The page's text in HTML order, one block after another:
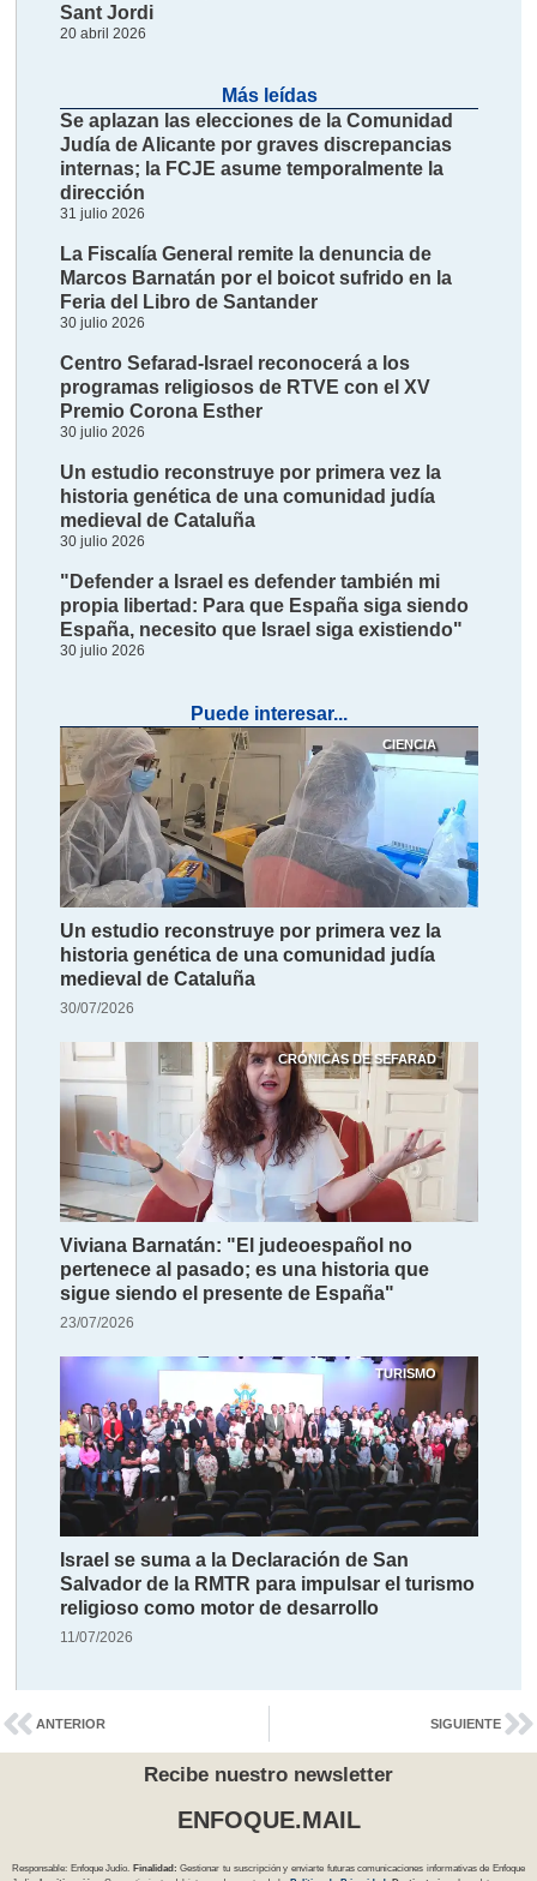
Sant Jordi
20 abril 2026
Más leídas
Se aplazan las elecciones de la Comunidad
Judía de Alicante por graves discrepancias
internas; la FCJE asume temporalmente la
dirección
31 julio 2026
La Fiscalía General remite la denuncia de
Marcos Barnatán por el boicot sufrido en la
Feria del Libro de Santander
30 julio 2026
Centro Sefarad-Israel reconocerá a los
programas religiosos de RTVE con el XV
Premio Corona Esther
30 julio 2026
Un estudio reconstruye por primera vez la
historia genética de una comunidad judía
medieval de Cataluña
30 julio 2026
"Defender a Israel es defender también mi
propia libertad: Para que España siga siendo
España, necesito que Israel siga existiendo"
30 julio 2026
Puede interesar...
CIENCIA
Un estudio reconstruye por primera vez la
historia genética de una comunidad judía
medieval de Cataluña
30/07/2026
CRÓNICAS DE SEFARAD
Viviana Barnatán: "El judeoespañol no
pertenece al pasado; es una historia que
sigue siendo el presente de España"
23/07/2026
TURISMO
Israel se suma a la Declaración de San
Salvador de la RMTR para impulsar el turismo
religioso como motor de desarrollo
11/07/2026
ANTERIOR SIGUIENTE
Recibe nuestro newsletter
ENFOQUE.MAIL
Responsable: Enfoque Judío. Finalidad: Gestionar tu suscripción y enviarte futuras comunicaciones informativas de Enfoque